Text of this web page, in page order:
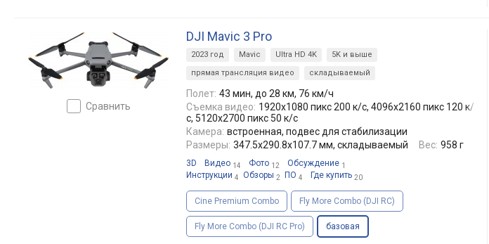
сравнить
DJI Mavic 3 Pro
2023 год Mavic Ultra HD 4K
5K и выше
прямая трансляция видео
складываемый
Полет: 43 мин, до 28 км, 76 км/ч
Съемка видео: 1920x1080 пикс 200 к/с, 4096x2160 пикс 120 к/
с, 5120x2700 пикс 50 к/с
Камера: встроенная, подвес для стабилизации
Размеры: 347.5x290.8x107.7 мм, складываемый Вес: 958 г
3D Видео 14 Фото 12 Обсуждение 1
Инструкции 4 Обзоры 2 ПО 4 Где купить 20
Cine Premium Combo Fly More Combo (DJI RC)
Fly More Combo (DJI RC Pro) базовая